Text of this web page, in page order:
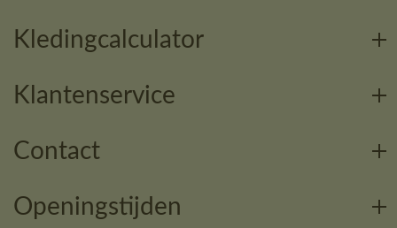
Kledingcalculator
Klantenservice
Contact
Openingstijden